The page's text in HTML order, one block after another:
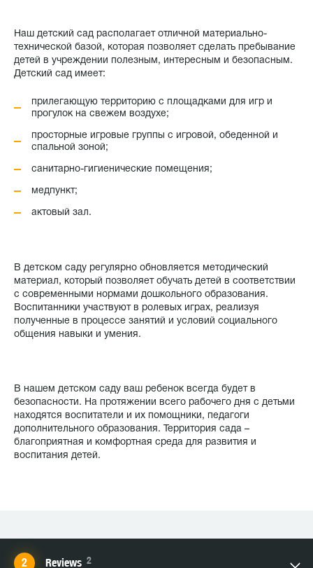
Наш детский сад располагает отличной материально-
технической базой, которая позволяет сделать пребывание
детей в учреждении полезным, интересным и безопасным.
Детский сад имеет:
прилегающую территорию с площадками для игр и
прогулок на свежем воздухе;
просторные игровые группы с игровой, обеденной и
спальной зоной;
санитарно-гигиенические помещения;
медпункт;
актовый зал.
В детском саду регулярно обновляется методический
материал, который позволяет обучать детей в соответствии
с современными нормами дошкольного образования.
Воспитанники участвуют в ролевых играх, реализуя
полученные в процессе занятий и условий социального
общения навыки и умения.
В нашем детском саду ваш ребенок всегда будет в
безопасности. На протяжении всего рабочего дня с детьми
находятся воспитатели и их помощники, педагоги
дополнительного образования. Территория сада –
благоприятная и комфортная среда для развития и
воспитания детей.
Reviews 2